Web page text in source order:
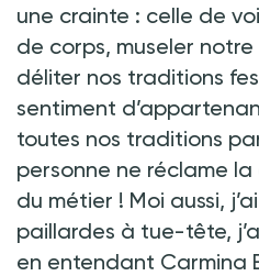
une crainte : celle de
de corps, museler
déliter nos traditions
sentiment
toutes nos traditions
personne ne réclame la
du métier ! Moi aussi,
paillardes à tue-tête,
en entendant Carmina